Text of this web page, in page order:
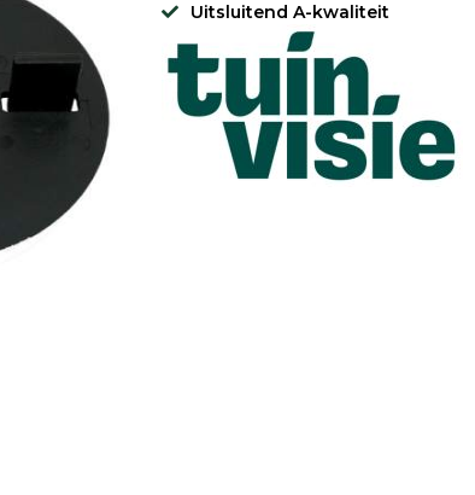
Uitsluitend A-kwaliteit